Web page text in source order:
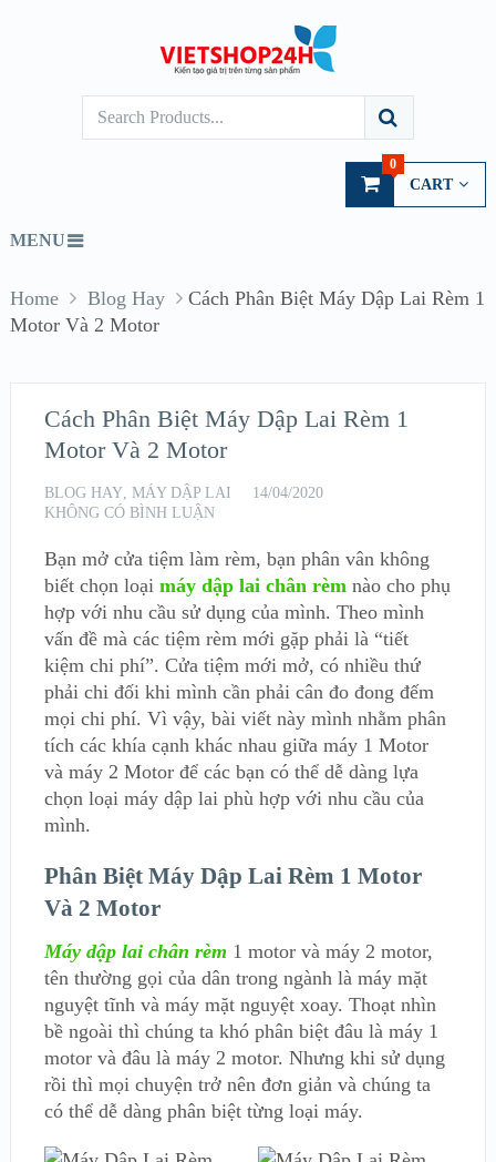
CART
0
MENU
Home Blog Hay
Cách Phân Biệt Máy Dập Lai Rèm 1
Motor Và 2 Motor
Cách Phân Biệt Máy Dập Lai Rèm 1
Motor Và 2 Motor
BLOG HAY, MÁY DẬP LAI
14/04/2020
KHÔNG CÓ BÌNH LUẬN
Bạn mở cửa tiệm làm rèm, bạn phân vân không
biết chọn loại máy dập lai chân rèmnào cho phụ
hợp với nhu cầu sử dụng của mình. Theo mình
vấn đề mà các tiệm rèm mới gặp phải là “tiết
kiệm chi phí”. Cửa tiệm mới mở, có nhiều thứ
phải chi đối khi mình cần phải cân đo đong đếm
mọi chi phí. Vì vậy, bài viết này mình nhằm phân
tích các khía cạnh khác nhau giữa máy 1 Motor
và máy 2 Motor để các bạn có thể dễ dàng lựa
chọn loại máy dập lai phù hợp với nhu cầu của
mình.
Phân Biệt Máy Dập Lai Rèm 1 Motor
Và 2 Motor
Máy dập lai chân rèm 1 motor và máy 2 motor,
tên thường gọi của dân trong ngành là máy mặt
nguyệt tĩnh và máy mặt nguyệt xoay. Thoạt nhìn
bề ngoài thì chúng ta khó phân biệt đâu là máy 1
motor và đâu là máy 2 motor. Nhưng khi sử dụng
rồi thì mọi chuyện trở nên đơn giản và chúng ta
có thể dễ dàng phân biệt từng loại máy.